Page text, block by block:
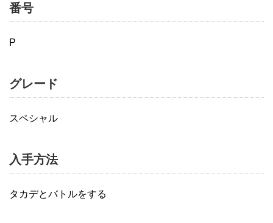
番号
P
グレード
スペシャル
入手方法
タカデとバトルをする